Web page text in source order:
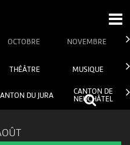
OCTOBRE NOVEMBRE
THÉÂTRE MUSIQUE
DU JURA
CANTON DE
NEUCHÂTEL